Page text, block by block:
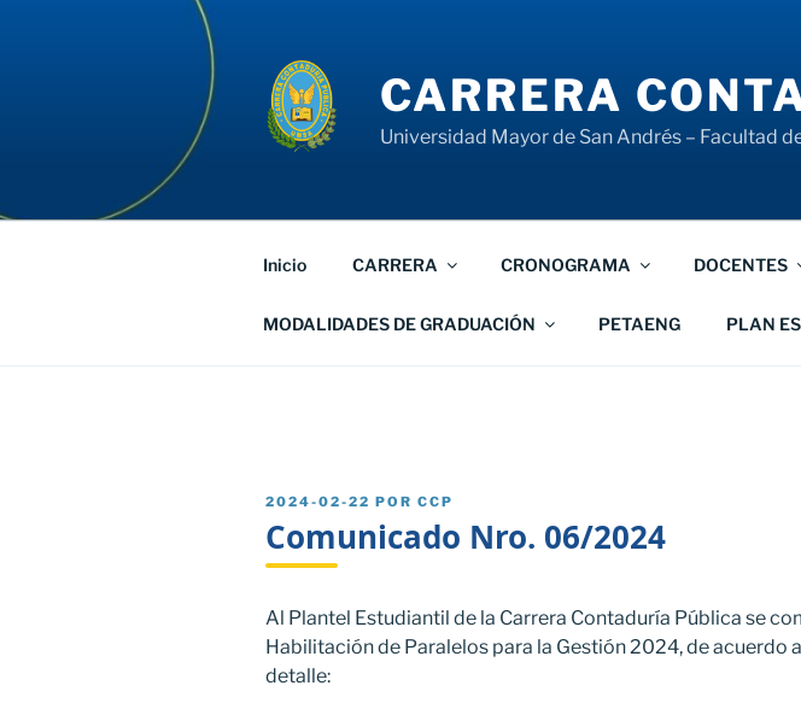
CARRERA
Universidad Mayor de San Andrés – Facultad
Inicio CARRERA CRONOGRAMA DOCENTES
MODALIDADES DE GRADUACIÓN PETAENG PLAN
PUBLICADO
2024-02-22 POR CCP
Comunicado Nro. 06/2024
Al Plantel Estudiantil de la Carrera Contaduría Pública se
Habilitación de Paralelos para la Gestión 2024, de acuerdo
detalle: